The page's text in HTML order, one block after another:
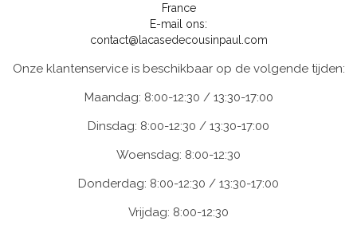
France
E-mail ons:
contact@lacasedecousinpaul.com
Onze klantenservice is beschikbaar op de volgende tijden:
Maandag: 8:00-12:30 / 13:30-17:00
Dinsdag: 8:00-12:30 / 13:30-17:00
Woensdag: 8:00-12:30
Donderdag: 8:00-12:30 / 13:30-17:00
Vrijdag: 8:00-12:30